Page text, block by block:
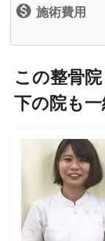
monetization_on 施術費用
この整骨
下の院も